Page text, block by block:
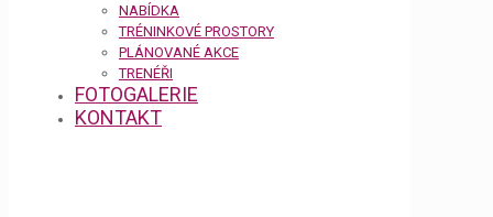
NABÍDKA
TRÉNINKOVÉ PROSTORY
PLÁNOVANÉ AKCE
TRENÉŘI
FOTOGALERIE
KONTAKT